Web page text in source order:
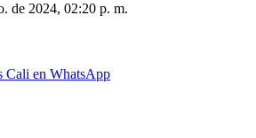
de 2024, 02:20 p. m.
Cali en WhatsApp